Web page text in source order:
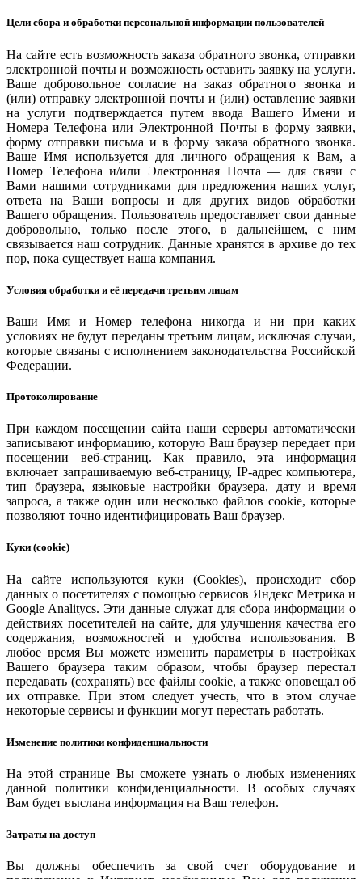
Цели сбора и обработки персональной информации пользователей
На сайте есть возможность заказа обратного звонка, отправки
электронной почты и возможность оставить заявку на услуги.
Ваше добровольное согласие на заказ обратного звонка и
(или) отправку электронной почты и (или) оставление заявки
на услуги подтверждается путем ввода Вашего Имени и
Номера Телефона или Электронной Почты в форму заявки,
форму отправки письма и в форму заказа обратного звонка.
Ваше Имя используется для личного обращения к Вам, а
Номер Телефона и/или Электронная Почта — для связи с
Вами нашими сотрудниками для предложения наших услуг,
ответа на Ваши вопросы и для других видов обработки
Вашего обращения. Пользователь предоставляет свои данные
добровольно, только после этого, в дальнейшем, с ним
связывается наш сотрудник. Данные хранятся в архиве до тех
пор, пока существует наша компания.
Условия обработки и её передачи третьим лицам
Ваши Имя и Номер телефона никогда и ни при каких
условиях не будут переданы третьим лицам, исключая случаи,
которые связаны с исполнением законодательства Российской
Федерации.
Протоколирование
При каждом посещении сайта наши серверы автоматически
записывают информацию, которую Ваш браузер передает при
посещении веб-страниц. Как правило, эта информация
включает запрашиваемую веб-страницу, IP-адрес компьютера,
тип браузера, языковые настройки браузера, дату и время
запроса, а также один или несколько файлов cookie, которые
позволяют точно идентифицировать Ваш браузер.
Куки (cookie)
На сайте используются куки (Cookies), происходит сбор
данных о посетителях с помощью сервисов Яндекс Метрика и
Google Analitycs. Эти данные служат для сбора информации о
действиях посетителей на сайте, для улучшения качества его
содержания, возможностей и удобства использования. В
любое время Вы можете изменить параметры в настройках
Вашего браузера таким образом, чтобы браузер перестал
передавать (сохранять) все файлы cookie, а также оповещал об
их отправке. При этом следует учесть, что в этом случае
некоторые сервисы и функции могут перестать работать.
Изменение политики конфиденциальности
На этой странице Вы сможете узнать о любых изменениях
данной политики конфиденциальности. В особых случаях
Вам будет выслана информация на Ваш телефон.
Затраты на доступ
Вы должны обеспечить за свой счет оборудование и